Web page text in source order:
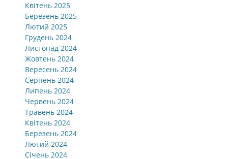
Квітень 2025
Березень 2025
Лютий 2025
Грудень 2024
Листопад 2024
Жовтень 2024
Вересень 2024
Серпень 2024
Липень 2024
Червень 2024
Травень 2024
Квітень 2024
Березень 2024
Лютий 2024
Січень 2024